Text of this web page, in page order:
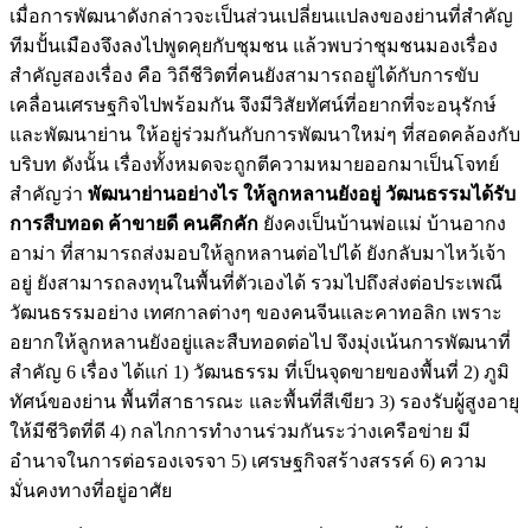
เมื่อการพัฒนาดังกล่าวจะเป็นส่วนเปลี่ยนแปลงของย่านที่สำคัญ
ทีมปั้นเมืองจึงลงไปพูดคุยกับชุมชน แล้วพบว่าชุมชนมองเรื่อง
สำคัญสองเรื่อง คือ วิถีชีวิตที่คนยังสามารถอยู่ได้กับการขับ
เคลื่อนเศรษฐกิจไปพร้อมกัน จึงมีวิสัยทัศน์ที่อยากที่จะอนุรักษ์
และพัฒนาย่าน ให้อยู่ร่วมกันกับการพัฒนาใหม่ๆ ที่สอดคล้องกับ
บริบท ดังนั้น เรื่องทั้งหมดจะถูกตีความหมายออกมาเป็นโจทย์
สำคัญว่า พัฒนาย่านอย่างไร ให้ลูกหลานยังอยู่ วัฒนธรรมได้รับ
การสืบทอด ค้าขายดี คนคึกคัก ยังคงเป็นบ้านพ่อแม่ บ้านอากง
อาม่า ที่สามารถส่งมอบให้ลูกหลานต่อไปได้ ยังกลับมาไหว้เจ้า
อยู่ ยังสามารถลงทุนในพื้นที่ตัวเองได้ รวมไปถึงส่งต่อประเพณี
วัฒนธรรมอย่าง เทศกาลต่างๆ ของคนจีนและคาทอลิก เพราะ
อยากให้ลูกหลานยังอยู่และสืบทอดต่อไป จึงมุ่งเน้นการพัฒนาที่
สำคัญ 6 เรื่อง ได้แก่ 1) วัฒนธรรม ที่เป็นจุดขายของพื้นที่ 2) ภูมิ
ทัศน์ของย่าน พื้นที่สาธารณะ และพื้นที่สีเขียว 3) รองรับผู้สูงอายุ
ให้มีชีวิตที่ดี 4) กลไกการทำงานร่วมกันระว่างเครือข่าย มี
อำนาจในการต่อรองเจรจา 5) เศรษฐกิจสร้างสรรค์ 6) ความ
มั่นคงทางที่อยู่อาศัย